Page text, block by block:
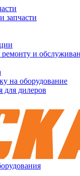
запчасти
и
на оборудование
для дилеров